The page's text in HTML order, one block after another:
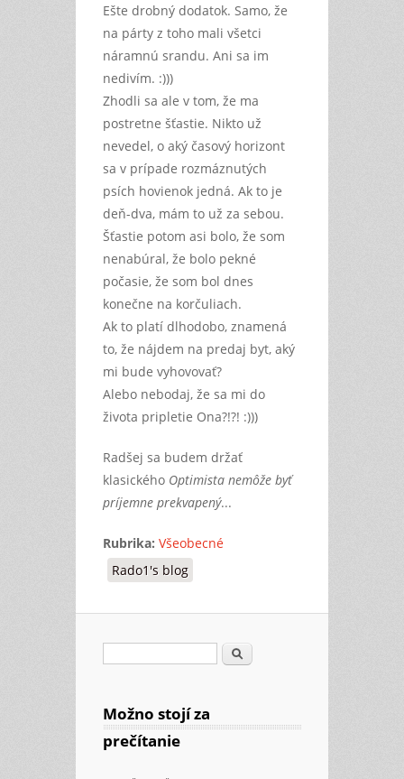
Ešte drobný dodatok. Samo, že
na párty z toho mali všetci
náramnú srandu. Ani sa im
nedivím. :)))
Zhodli sa ale v tom, že ma
postretne šťastie. Nikto už
nevedel, o aký časový horizont
sa v prípade rozmáznutých
psích hovienok jedná. Ak to je
deň-dva, mám to už za sebou.
Šťastie potom asi bolo, že som
nenabúral, že bolo pekné
počasie, že som bol dnes
konečne na korčuliach.
Ak to platí dlhodobo, znamená
to, že nájdem na predaj byt, aký
mi bude vyhovovať?
Alebo nebodaj, že sa mi do
života pripletie Ona?!?! :)))
Radšej sa budem držať
klasického Optimista nemôže byť
príjemne prekvapený...
Rubrika: Všeobecné
Rado1's blog
Search
Možno stojí za
prečítanie